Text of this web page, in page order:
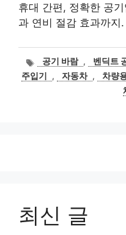
휴대 간편, 정확한 공
과 연비 절감 효과까지.
태
그
공기 바람 , 벤딕트
주입기
, 자동차 , 차량
최신 글